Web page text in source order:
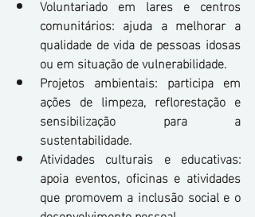
Voluntariado em lares e centros
comunitários: ajuda a melhorar a
qualidade de vida de pessoas idosas
ou em situação de vulnerabilidade.
Projetos ambientais: participa em
ações de limpeza, reflorestação e
sensibilização para a
sustentabilidade.
Atividades culturais e educativas:
apoia eventos, oficinas e atividades
que promovem a inclusão social e o